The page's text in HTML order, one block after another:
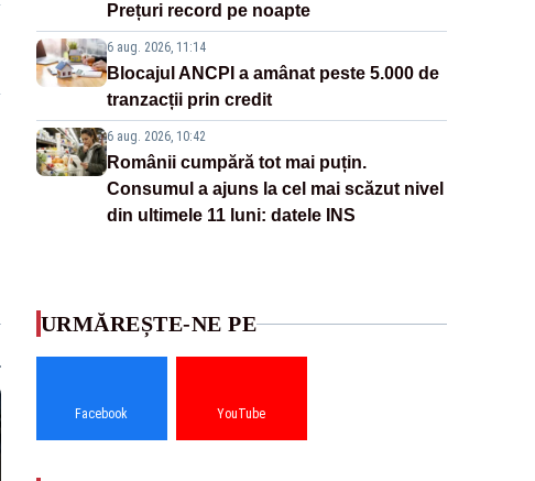
Prețuri record pe noapte
6 aug. 2026, 11:14
Blocajul ANCPI a amânat peste 5.000 de
tranzacții prin credit
6 aug. 2026, 10:42
Românii cumpără tot mai puțin.
Consumul a ajuns la cel mai scăzut nivel
din ultimele 11 luni: datele INS
URMĂREȘTE-NE PE
Facebook YouTube